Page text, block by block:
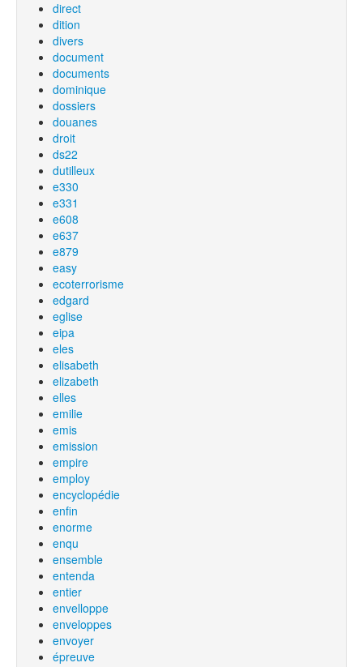
direct
dition
divers
document
documents
dominique
dossiers
douanes
droit
ds22
dutilleux
e330
e331
e608
e637
e879
easy
ecoterrorisme
edgard
eglise
eipa
eles
elisabeth
elizabeth
elles
emilie
emis
emission
empire
employ
encyclopédie
enfin
enorme
enqu
ensemble
entenda
entier
envelloppe
enveloppes
envoyer
épreuve